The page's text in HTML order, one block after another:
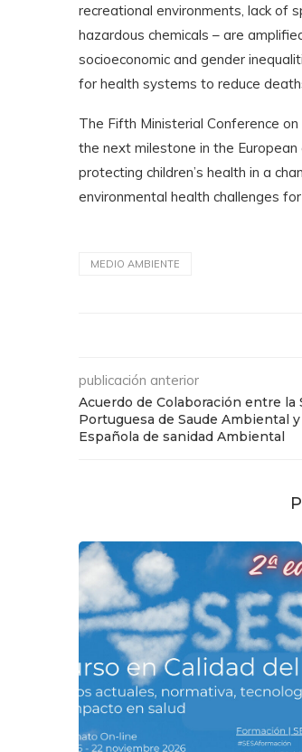
recreational environments, lack of
hazardous chemicals – are
socioeconomic and gender
for health systems to reduce
The Fifth Ministerial Conference
the next milestone in the
protecting children’s health in a
environmental health challenges
MEDIO AMBIENTE
publicación anterior
Acuerdo de Colaboración entre la
Portuguesa de Saude Ambiental
Española de sanidad Ambiental